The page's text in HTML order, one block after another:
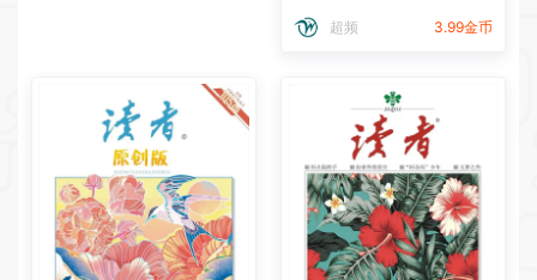
超频 3.99金币